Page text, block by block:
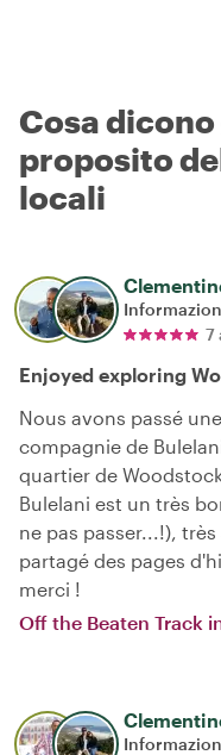
Cosa
proposito
locali
7
Enjoyed exploring
Nous avons passé
compagnie de
quartier de
Bulelani est un très
ne pas passer...!),
partagé des pages
merci !
Off the Beaten Track